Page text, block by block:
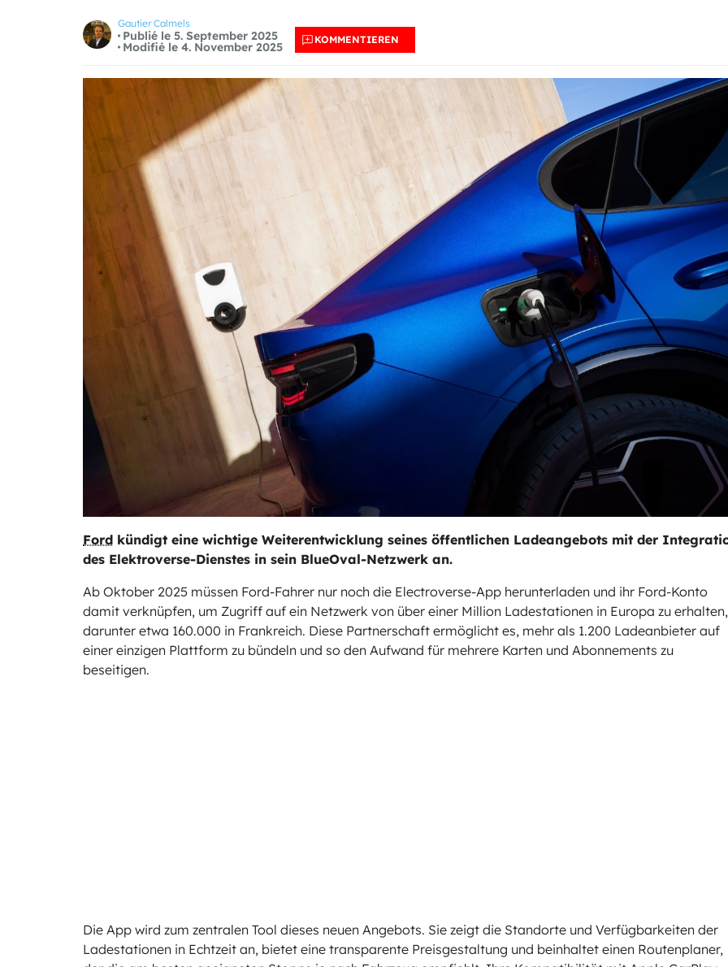
Gautier Calmels
Publié le 5. September 2025
Modifié le 4. November 2025
KOMMENTIEREN
Ford kündigt eine wichtige Weiterentwicklung seines öffentlichen Ladeangebots mit der
des Elektroverse-Dienstes in sein BlueOval-Netzwerk an.
Ab Oktober 2025 müssen Ford-Fahrer nur noch die Electroverse-App herunterladen und ihr Ford-Konto
damit verknüpfen, um Zugriff auf ein Netzwerk von über einer Million Ladestationen in Europa zu erhalten,
darunter etwa 160.000 in Frankreich. Diese Partnerschaft ermöglicht es, mehr als 1.200 Ladeanbieter auf
einer einzigen Plattform zu bündeln und so den Aufwand für mehrere Karten und Abonnements zu
beseitigen.
Die App wird zum zentralen Tool dieses neuen Angebots. Sie zeigt die Standorte und Verfügbarkeiten der
Ladestationen in Echtzeit an, bietet eine transparente Preisgestaltung und beinhaltet einen Routenplaner,